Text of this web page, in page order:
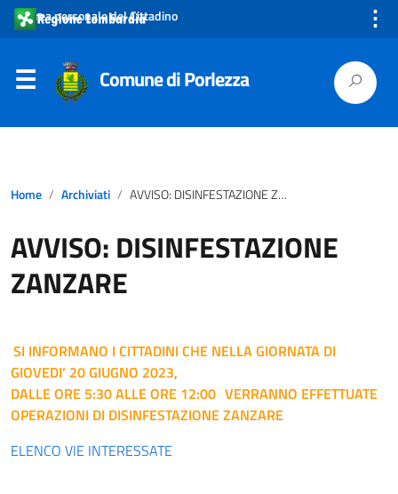
Area personale del Cittadino ⋮
Comune di Porlezza
Home Archiviati AVVISO: DISINFESTAZIONE ZANZARE
AVVISO: DISINFESTAZIONE
ZANZARE
SI INFORMANO I CITTADINI CHE NELLA GIORNATA DI
GIOVEDI’ 20 GIUGNO 2023,
DALLE ORE 5:30 ALLE ORE 12:00 VERRANNO EFFETTUATE
OPERAZIONI DI DISINFESTAZIONE ZANZARE
ELENCO VIE INTERESSATE